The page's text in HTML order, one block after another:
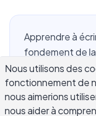
Apprendre à
fondement de
paragraphe
convaincant et
commence par
Une bonne
Nous utilisons des
fonctionnement de
nous aimerions
nous aider à